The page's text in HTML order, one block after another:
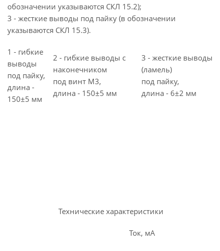
обозначении указываются СКЛ 15.2);
3 - жесткие выводы под пайку (в обозначении
указываются СКЛ 15.3).
1 - гибкие
выводы
под пайку,
длина -
150±5 мм
2 - гибкие выводы с
наконечником
под винт M3,
длина - 150±5 мм
3 - жесткие выводы
(ламель)
под пайку,
длина - 6±2 мм
Технические характеристики
Ток, мА